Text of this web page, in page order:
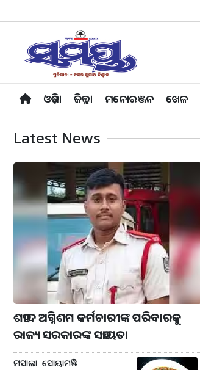
ଓଡ଼ିଶା ଜିଲ୍ଲା ମନୋରଞ୍ଜନ ଖେଳ
Latest News
ଶହୀଦ ଅଗ୍ନିଶମ କର୍ମଚାରୀଙ୍କ ପରିବାରକୁ
ରାଜ୍ୟ ସରକାରଙ୍କ ସହାୟତା
ମସାଲା ସୋୟାମଞ୍ଜି